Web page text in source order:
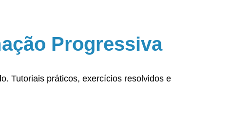
Progressiva
Tutoriais práticos, exercícios resolvidos e